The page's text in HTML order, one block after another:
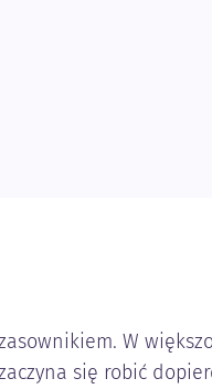
W
się robić